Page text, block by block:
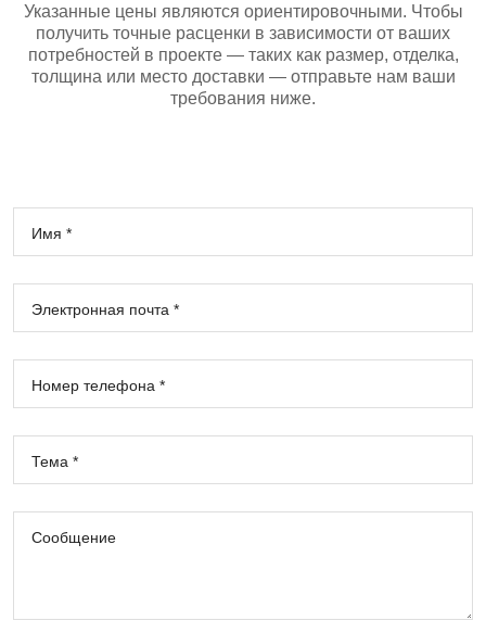
Указанные цены являются ориентировочными. Чтобы
получить точные расценки в зависимости от ваших
потребностей в проекте — таких как размер, отделка,
толщина или место доставки — отправьте нам ваши
требования ниже.
Имя *
Электронная почта *
Номер телефона *
Тема *
Сообщение